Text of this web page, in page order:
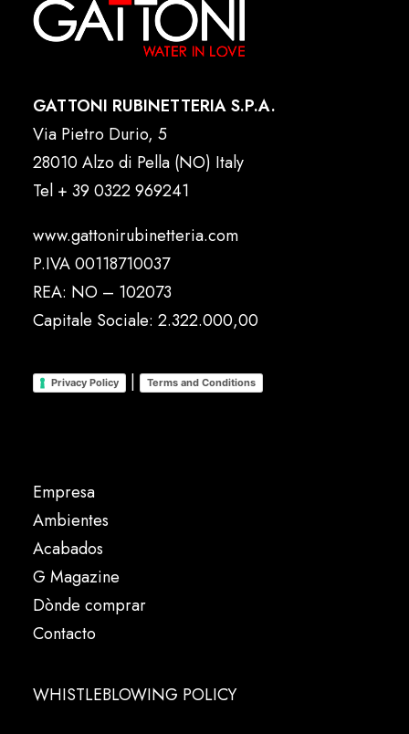
GATTONI RUBINETTERIA S.P.A.
Via Pietro Durio, 5
28010 Alzo di Pella (NO) Italy
Tel + 39 0322 969241
www.gattonirubinetteria.com
P.IVA 00118710037
REA: NO – 102073
Capitale Sociale: 2.322.000,00
Privacy Policy | Terms and Conditions
Empresa
Ambientes
Acabados
G Magazine
Dònde comprar
Contacto
WHISTLEBLOWING POLICY